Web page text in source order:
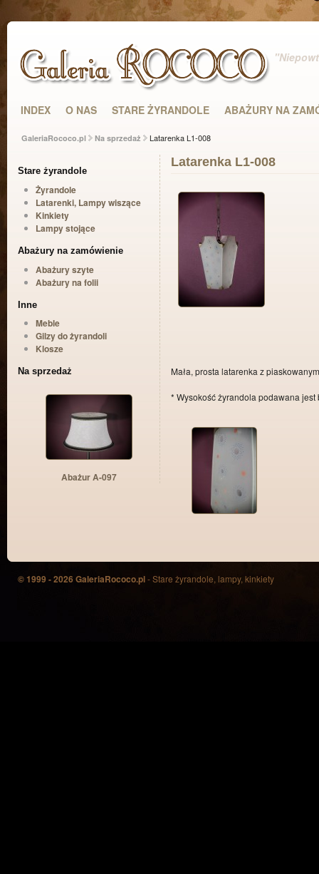
INDEX O NAS STARE ŻYRANDOLE ABAŻURY NA
GaleriaRococo.pl Na sprzedaż Latarenka L1-008
Stare żyrandole
Żyrandole
Latarenki, Lampy wiszące
Kinkiety
Lampy stojące
Abażury na zamówienie
Abażury szyte
Abażury na folii
Inne
Meble
Gilzy do żyrandoli
Klosze
Na sprzedaż
Abażur A-097
Latarenka L1-008
Mała, prosta latarenka z
* Wysokość żyrandola podawana jest
© 1999 - 2026 GaleriaRococo.pl- Stare żyrandole, lampy, kinkiety